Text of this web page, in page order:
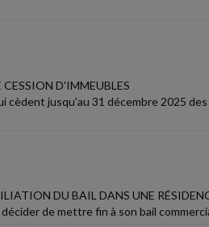
CESSION D'IMMEUBLES
cèdent jusqu'au 31 décembre 2025
DU BAIL DANS UNE
de mettre fin à son bail